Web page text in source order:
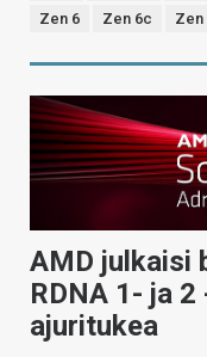
Zen 6
Zen 6c Zen
AMD julkaisi
RDNA 1- ja
ajuritukea